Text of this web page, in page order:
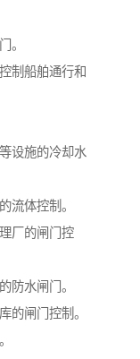
。
制船舶通行和
设施的冷却水
流体控制。
厂的闸门控
防水闸门。
的闸门控制。